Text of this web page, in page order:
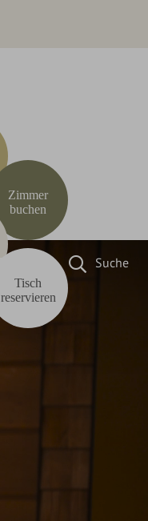
Email Suche
Zimmer
buchen
Tisch
reservieren